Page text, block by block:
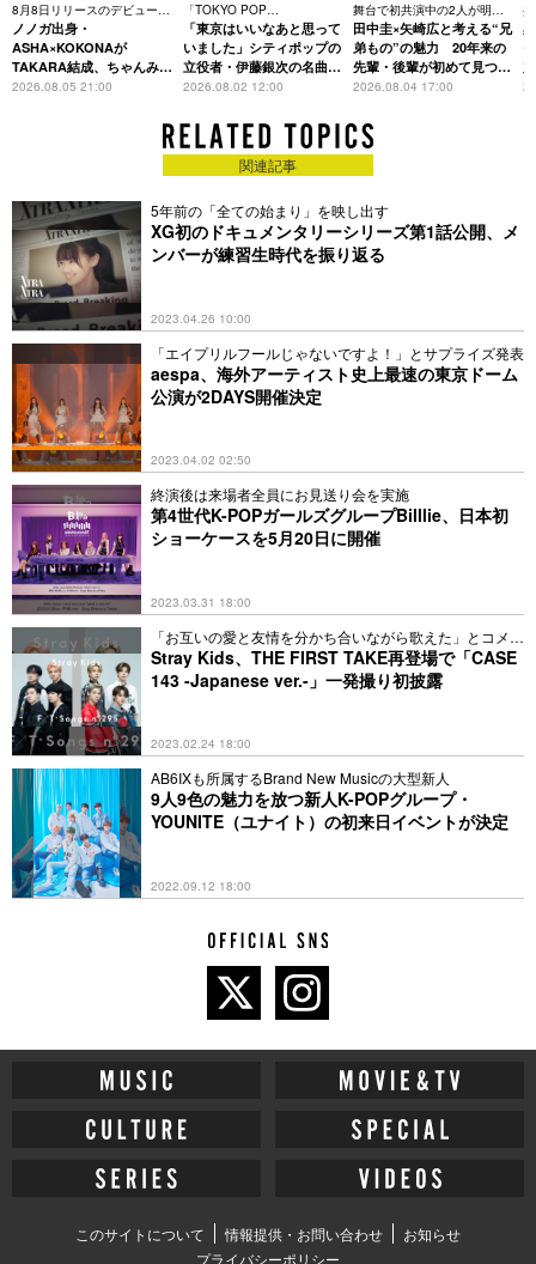
8月8日リリースのデビュー曲
は「Time is money」
ノノガ出身・
ASHA×KOKONAが
TAKARA結成、ちゃんみな
主宰レーベル第2弾アーテ
2026.08.05 21:00
「TOKYO POP
CHRONICLE」特集
「東京はいいなあと思って
いました」シティポップの
立役者・伊藤銀次の名曲回
想録
2026.08.02 12:00
舞台で初共演中の2人が明か
す、今の自分をつくる恩人の
存在
田中圭×矢崎広と考える“兄
弟もの”の魅力 20年来の
先輩・後輩が初めて見つけ
た互いの共通点とは
2026.08.04 17:00
関連記事
5年前の「全ての始まり」を映し出す
XG初のドキュメンタリーシリーズ第1話公開、メ
ンバーが練習生時代を振り返る
2023.04.26 10:00
「エイプリルフールじゃないですよ！」とサプライズ発表
aespa、海外アーティスト史上最速の東京ドーム
公演が2DAYS開催決定
2023.04.02 02:50
終演後は来場者全員にお見送り会を実施
第4世代K-POPガールズグループBilllie、日本初
ショーケースを5月20日に開催
2023.03.31 18:00
「お互いの愛と友情を分かち合いながら歌えた」とコメン
ト
Stray Kids、THE FIRST TAKE再登場で「CASE
143 -Japanese ver.-」一発撮り初披露
2023.02.24 18:00
AB6IXも所属するBrand New Musicの大型新人
9人9色の魅力を放つ新人K-POPグループ・
YOUNITE（ユナイト）の初来日イベントが決定
2022.09.12 18:00
このサイトについて 情報提供・お問い合わせ
お知らせ
プライバシーポリシー